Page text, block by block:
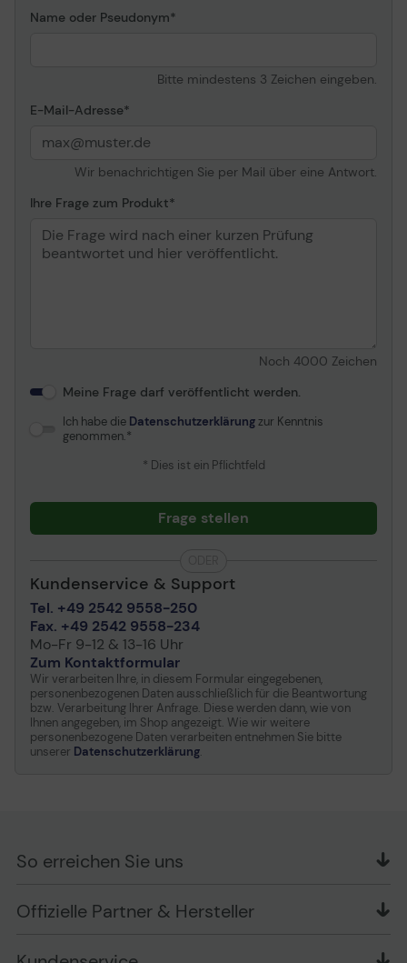
Name oder Pseudonym
Bitte mindestens 3 Zeichen eingeben.
E-Mail-Adresse
Wir benachrichtigen Sie per Mail über eine Antwort.
Ihre Frage zum Produkt
Noch 4000 Zeichen
Meine Frage darf veröffentlicht werden.
Ich habe die Datenschutzerklärungzur Kenntnis
genommen.
* Dies ist ein Pflichtfeld
Frage stellen
Kundenservice & Support
Tel. +49 2542 9558-250
Fax. +49 2542 9558-234
Mo-Fr 9-12 & 13-16 Uhr
Zum Kontaktformular
Wir verarbeiten Ihre, in diesem Formular eingegebenen,
personenbezogenen Daten ausschließlich für die Beantwortung
bzw. Verarbeitung Ihrer Anfrage. Diese werden dann, wie von
Ihnen angegeben, im Shop angezeigt. Wie wir weitere
personenbezogene Daten verarbeiten entnehmen Sie bitte
unserer Datenschutzerklärung.
Offizielle Partner & Hersteller
So erreichen Sie uns
Schlesierring 35